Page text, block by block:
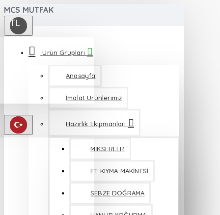
MCS MUTFAK
TL
Ürün Grupları
Anasayfa
İmalat Ürünlerimiz
Hazırlık Ekipmanları
MİKSERLER
ET KIYMA MAKİNESİ
SEBZE DOĞRAMA